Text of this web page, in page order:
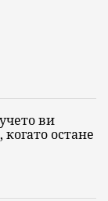
ви
остане